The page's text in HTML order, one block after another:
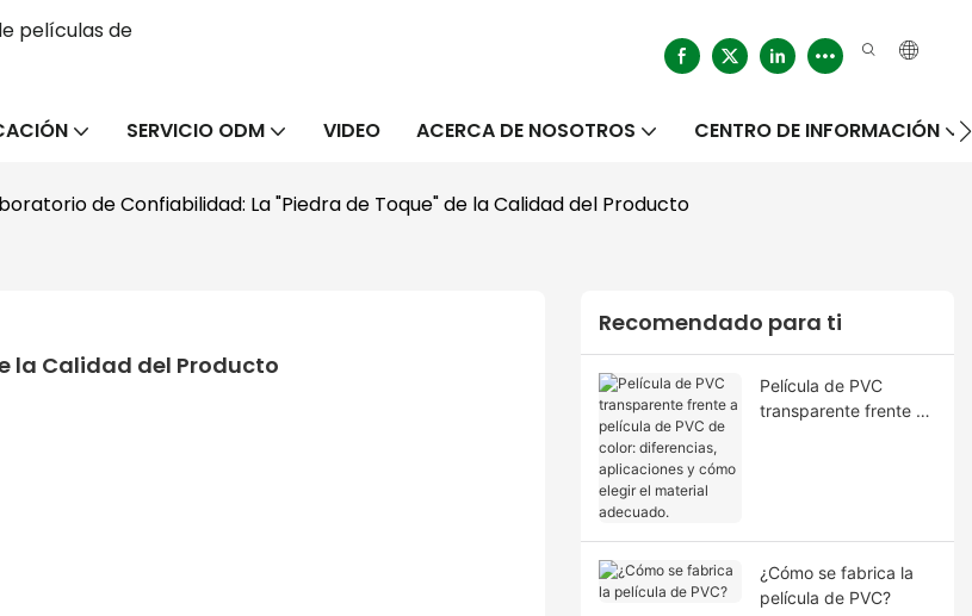
películas de
SERVICIO ODM VIDEO ACERCA DE NOSOTROS CENTRO DE INFORMACIÓN
de Confiabilidad: La "Piedra de Toque" de la Calidad del Producto
la Calidad del Producto
Recomendado para ti
Película de PVC
transparente frente a
¿Cómo se fabrica la
película de PVC?